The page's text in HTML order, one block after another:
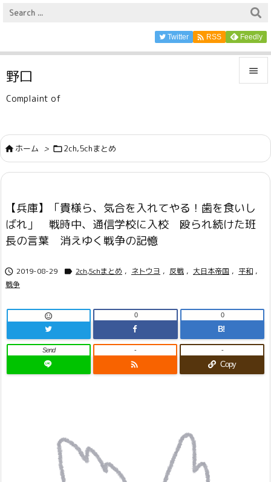

サイド

前へ
次へ

Twitter  RSS Feedly
野口
Complaint of
ホーム > 2ch,5chまとめ
【兵庫】「貴様ら、気合を入れてやる！歯を食いし
ばれ」 戦時中、通信学校に入校 殴られ続けた班
長の言葉 消えゆく戦争の記憶
 2019-08-29  2ch,5chまとめ , ネトウヨ , 反戦 , 大日本帝国 , 平和 ,
戦争
 0
B!
0
Send

-
Copy
-